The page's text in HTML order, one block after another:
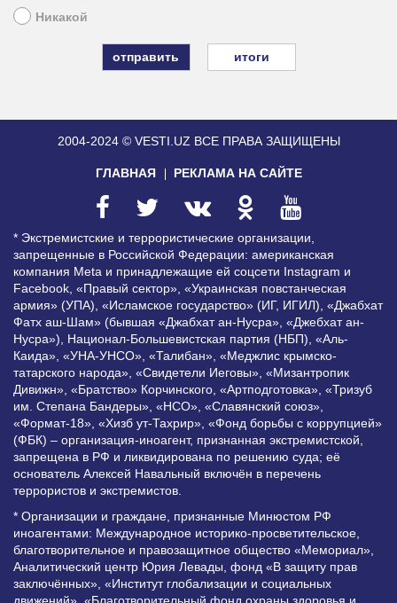
Никакой
итоги
2004-2024 © VESTI.UZ ВСЕ ПРАВА ЗАЩИЩЕНЫ
ГЛАВНАЯ РЕКЛАМА НА САЙТЕ
* Экстремистские и террористические организации,
запрещенные в Российской Федерации: американская
компания Meta и принадлежащие ей соцсети Instagram и
Facebook, «Правый сектор», «Украинская повстанческая
армия» (УПА), «Исламское государство» (ИГ, ИГИЛ), «Джабхат
Фатх аш-Шам» (бывшая «Джабхат ан-Нусра», «Джебхат ан-
Нусра»), Национал-Большевистская партия (НБП), «Аль-
Каида», «УНА-УНСО», «Талибан», «Меджлис крымско-
татарского народа», «Свидетели Иеговы», «Мизантропик
Дивижн», «Братство» Корчинского, «Артподготовка», «Тризуб
им. Степана Бандеры», «НСО», «Славянский союз»,
«Формат-18», «Хизб ут-Тахрир», «Фонд борьбы с коррупцией»
(ФБК) – организация-иноагент, признанная экстремистской,
запрещена в РФ и ликвидирована по решению суда; её
основатель Алексей Навальный включён в перечень
террористов и экстремистов.
* Организации и граждане, признанные Минюстом РФ
иноагентами: Международное историко-просветительское,
благотворительное и правозащитное общество «Мемориал»,
Аналитический центр Юрия Левады, фонд «В защиту прав
заключённых», «Институт глобализации и социальных
движений», «Благотворительный фонд охраны здоровья и